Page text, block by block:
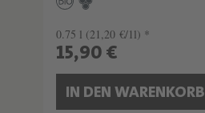
0.75 l (21,20 €/1l) *
15,90 €
IN DEN WARENKORB